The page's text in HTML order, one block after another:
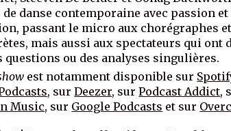
danse contemporaine avec passion et
passant le micro aux chorégraphes
mais aussi aux spectateurs qui ont
questions ou des analyses singulières.
est notamment disponible sur
, surDeezer, surPodcast Addict,
Music, sur Google Podcasts et sur